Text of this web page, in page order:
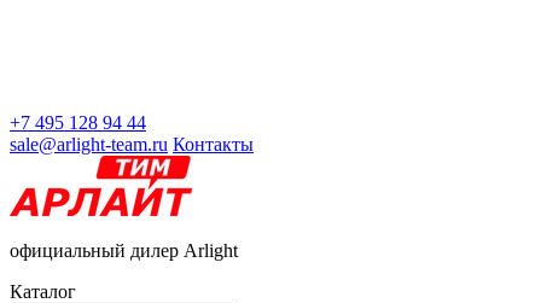
+7 495 128 94 44
sale@arlight-team.ru Контакты
официальный дилер Arlight
Каталог